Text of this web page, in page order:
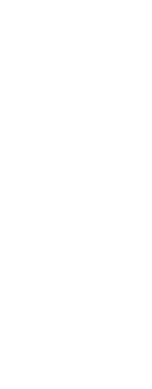
– 3 года с